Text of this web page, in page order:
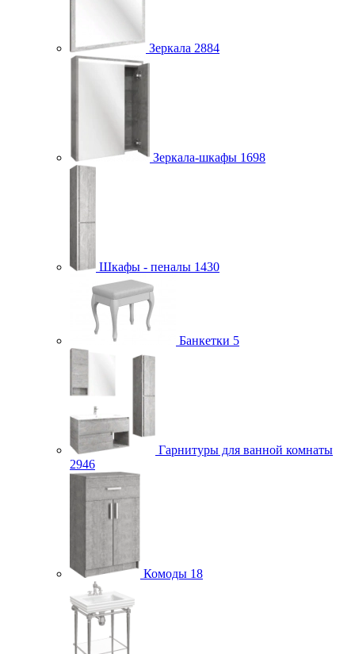
Зеркала 2884
Зеркала-шкафы 1698
Шкафы - пеналы 1430
Банкетки 5
Гарнитуры для ванной комнаты
2946
Комоды 18